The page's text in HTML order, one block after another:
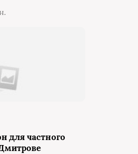
для частного